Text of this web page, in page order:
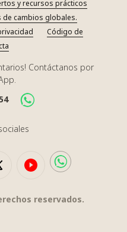
y recursos prácticos
cambios globales.
Código de
Contáctanos por
reservados.